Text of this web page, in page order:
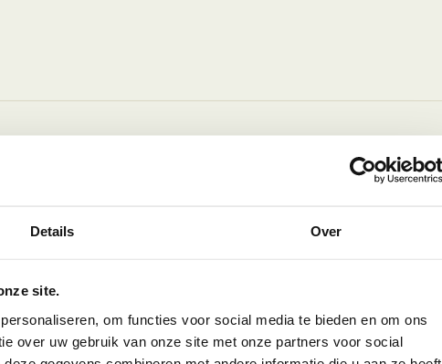
Details Over
site.
om functies voor social media te bieden en om ons
over uw gebruik van onze site met onze partners voor social
heeft. Het
ontstaat.
zoals
in veel andere
effect te creëren!